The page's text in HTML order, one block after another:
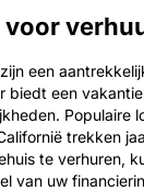
een
biedt een
Populaire
trekken
te verhuren,
van uw